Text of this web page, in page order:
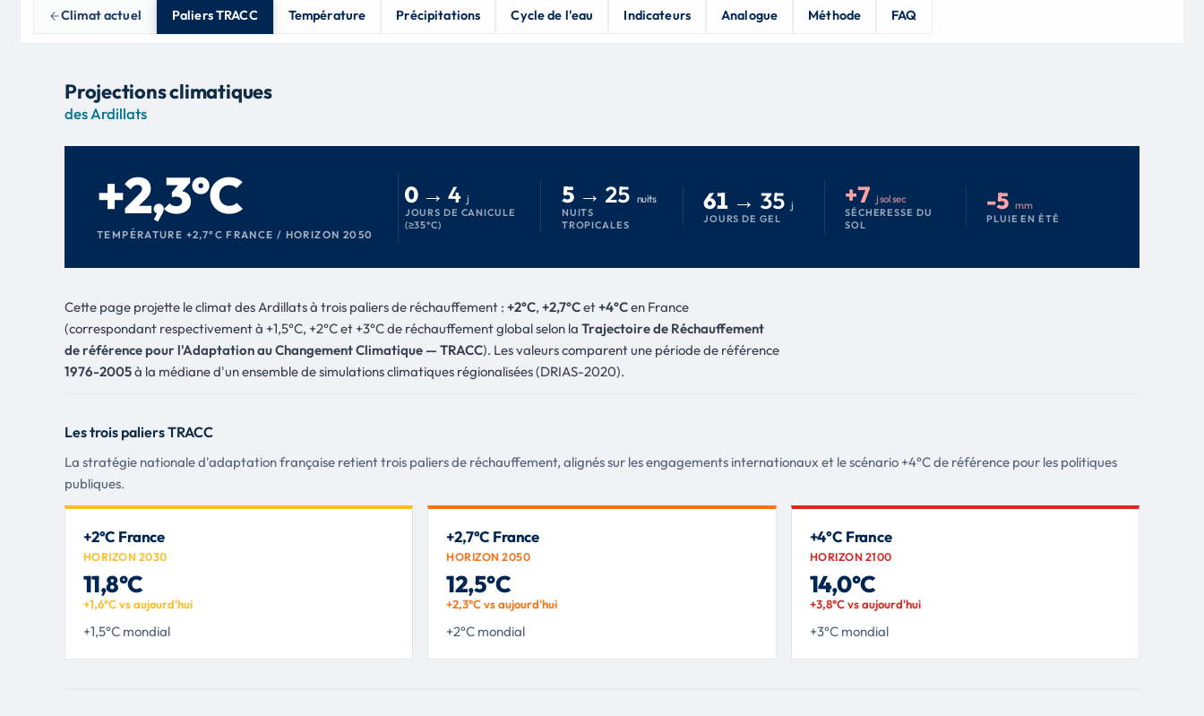
Climat actuel Paliers TRACC Température Précipitations Cycle de l'eau Indicateurs Analogue Méthode FAQ
Projections climatiques
des Ardillats
+2,3°C
TEMPÉRATURE +2,7°C FRANCE / HORIZON 2050
0 → 4 j
JOURS DE CANICULE
(≥35°C)
5 → 25 nuits
NUITS
TROPICALES
61 → 35 j
JOURS DE GEL
+7 j sol sec
SÉCHERESSE DU
SOL
-5 mm
PLUIE EN ÉTÉ
Cette page projette le climat des Ardillats à trois paliers de réchauffement : +2°C, +2,7°Cet+4°Cen France
(correspondant respectivement à +1,5°C, +2°C et +3°C de réchauffement global selon la Trajectoire de Réchauffement
de référence pour l'Adaptation au Changement Climatique — TRACC). Les valeurs comparent une période de référence
1976-2005à la médiane d'un ensemble de simulations climatiques régionalisées (DRIAS-2020).
Les trois paliers TRACC
La stratégie nationale d'adaptation française retient trois paliers de réchauffement, alignés sur les engagements internationaux et le scénario +4°C de référence pour les politiques
publiques.
+2°C France
HORIZON 2030
11,8°C
+1,6°C vs aujourd'hui
+1,5°C mondial
+2,7°C France
HORIZON 2050
12,5°C
+2,3°C vs aujourd'hui
+2°C mondial
+4°C France
HORIZON 2100
14,0°C
+3,8°C vs aujourd'hui
+3°C mondial